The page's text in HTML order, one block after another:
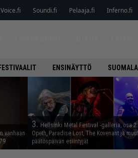
Voice.fi Soundi.fi Pelaaja.fi Inferno.fi
FESTIVAALIT ENSINÄYTTÖ
vanhaan
3. Hellsinki Metal Festival -galleria, osa 2:
Opeth, Paradise Lost, The Kovenant ja muut
päätöspäivän esiintyjät